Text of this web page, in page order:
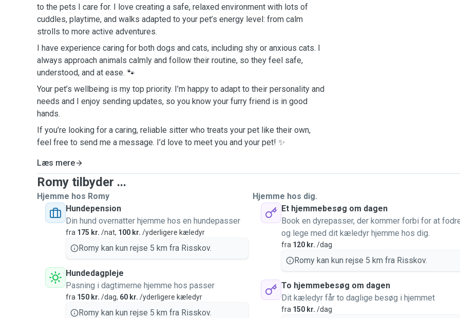
to the pets I care for. I love creating a safe, relaxed environment with lots of
cuddles, playtime, and walks adapted to your pet’s energy level: from calm
strolls to more active adventures.
I have experience caring for both dogs and cats, including shy or anxious cats. I
always approach animals calmly and follow their routine, so they feel safe,
understood, and at ease. 🐾
Your pet’s wellbeing is my top priority. I’m happy to adapt to their personality and
needs and I enjoy sending updates, so you know your furry friend is in good
hands.
If you’re looking for a caring, reliable sitter who treats your pet like their own,
feel free to send me a message. I’d love to meet you and your pet! ✨
Læs mere
Romy tilbyder ...
Hjemme hos Romy
Hundepension
Din hund overnatter hjemme hos en hundepasser
fra 175 kr. /nat, 100 kr. /yderligere kæledyr
Romy kan kun rejse 5 km fra Risskov.
Hundedagpleje
Pasning i dagtimerne hjemme hos passer
fra 150 kr. /dag, 60 kr. /yderligere kæledyr
Romy kan kun rejse 5 km fra Risskov.
Hjemme hos dig.
Et hjemmebesøg om dagen
Book en dyrepasser, der kommer forbi for at
og lege med dit kæledyr hjemme hos dig.
fra 120 kr. /dag
Romy kan kun rejse 5 km fra Risskov.
To hjemmebesøg om dagen
Dit kæledyr får to daglige besøg i hjemmet
fra 150 kr. /dag